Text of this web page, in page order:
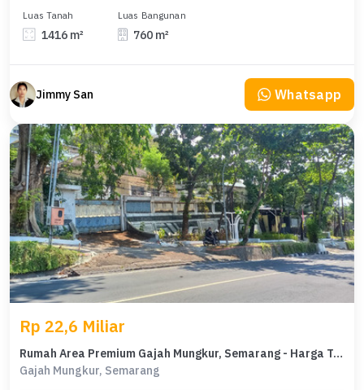
Luas Tanah
1416 m²
Luas Bangunan
760 m²
Jimmy San Whatsapp
Rp 22,6 Miliar
Rumah Area Premium Gajah Mungkur, Semarang - Harga Terbaik 22,6 Miliar
Gajah Mungkur, Semarang